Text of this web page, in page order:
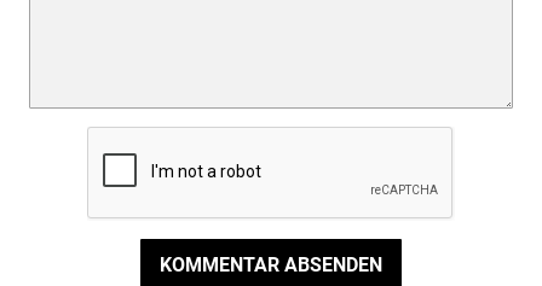
KOMMENTAR ABSENDEN